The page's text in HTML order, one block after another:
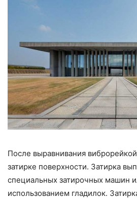
После выравнивания
затирке поверхности. Затирка
специальных затирочных машин
использованием гладилок.